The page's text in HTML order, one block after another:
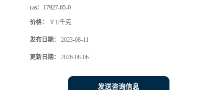
cas： 17927-65-0
价格： ￥1/千克
发布日期： 2023-08-11
更新日期： 2026-08-06
发送咨询信息